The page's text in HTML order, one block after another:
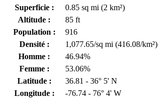
Superficie :
0.85 sq mi (2 km²)
Altitude :
85 ft
Population :
916
Densité :
1,077.65/sq mi (416.08/km²)
Homme :
46.94%
Femme :
53.06%
Latitude :
36.81 - 36° 5' N
Longitude :
-76.74 - 76° 4' W